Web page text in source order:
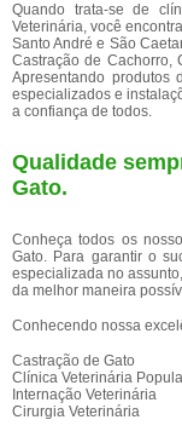
Quando trata-se de
Veterinária, você
Santo André e São
Castração de Cachorro,
Apresentando produtos
especializados e
a confiança de todos.
Qualidade
Gato.
Conheça todos os
Gato. Para garantir o
especializada no
da melhor maneira
Conhecendo nossa
Castração de Gato
Clínica Veterinária
Internação Veterinária
Cirurgia Veterinária